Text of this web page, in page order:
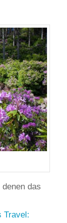
das
Travel: